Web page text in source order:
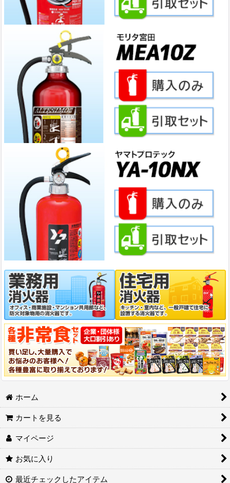
ホーム
カートを見る
マイページ
お気に入り
最近チェックしたアイテム